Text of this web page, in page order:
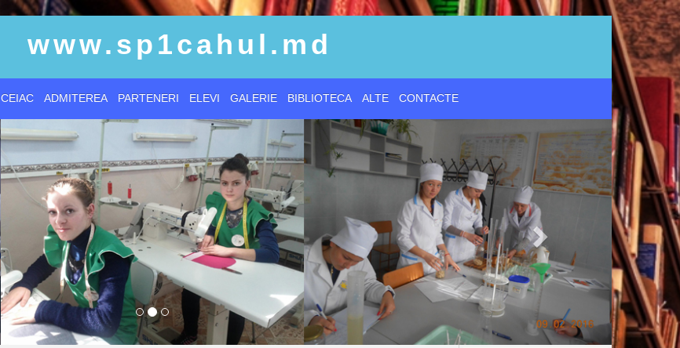
www.sp1cahul.md
CEIAC ADMITEREA PARTENERI ELEVI GALERIE BIBLIOTECA ALTE CONTACTE